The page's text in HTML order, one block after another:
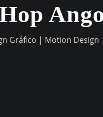
Gráfico | Motion